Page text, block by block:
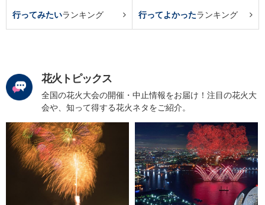
行ってみたいランキング 行ってよかったランキング
花火トピックス
全国の花火大会の開催・中止情報をお届け！注目の花火大
会や、知って得する花火ネタをご紹介。